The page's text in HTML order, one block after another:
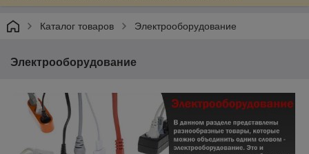
Каталог товаров Электрооборудование
Электрооборудование